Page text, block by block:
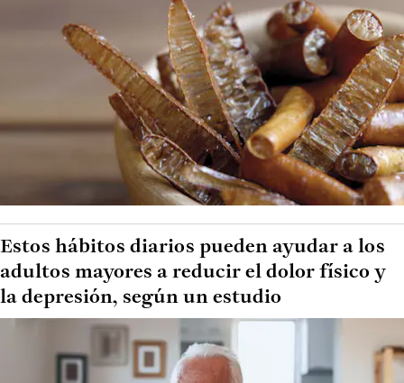
Estos hábitos diarios pueden ayudar a los
adultos mayores a reducir el dolor físico y
la depresión, según un estudio